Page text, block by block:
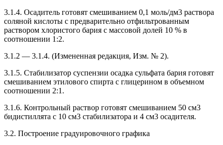
3.1.4. Осадитель готовят смешиванием 0,1 моль/дм3 раствора
соляной кислоты с предварительно отфильтрованным
раствором хлористого бария с массовой долей 10 % в
соотношении 1:2.
3.1.2 — 3.1.4. (Измененная редакция, Изм. № 2).
3.1.5. Стабилизатор суспензии осадка сульфата бария готовят
смешиванием этилового спирта с глицерином в объемном
соотношении 2:1.
3.1.6. Контрольный раствор готовят смешиванием 50 см3
бидистиллята с 10 см3 стабилизатора и 4 см3 осадителя.
3.2. Построение градуировочного графика